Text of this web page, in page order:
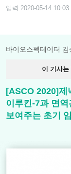
입력 2020-05-14 10:03
바이오스펙테이터
이 기사는
[ASCO 2020]제
이루킨-7과 면
보여주는 초기